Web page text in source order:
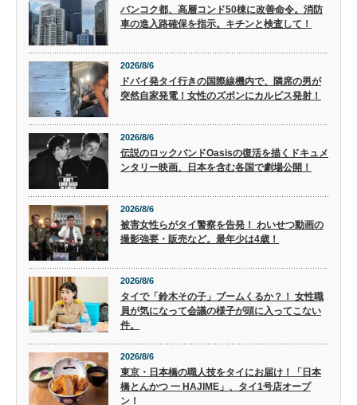
バンコク都、高層コンド50棟に改善命令。消防
車の進入路確保を指示。キチンと検査して！
2026/8/6
ドバイ発タイ行きの国際線機内で、隣席の男が
突然自家発電！女性のズボンにカルピス発射！
2026/8/6
伝説のロックバンドOasisの復活を描くドキュメ
ンタリー映画、日本を含む各国で劇場公開！
2026/8/6
被害女性らがタイ警察を告発！ わいせつ動画の
撮影強要・販売など。最年少は4歳！
2026/8/6
タイで「鈴木その子」ブームくるか？！ 女性職
員が気になって会議の様子が頭に入ってこない
件。
2026/8/6
東京・日本橋の職人技をタイにお届け！「日本
橋とんかつ 一 HAJIME」、タイ1号店オープ
ン！